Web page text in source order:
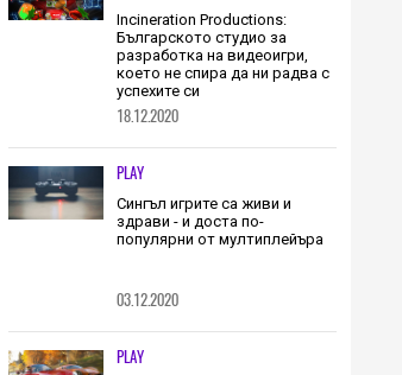
Incineration Productions:
Българското студио за
разработка на видеоигри,
което не спира да ни радва с
успехите си
18.12.2020
PLAY
Сингъл игрите са живи и
здрави - и доста по-
популярни от мултиплейъра
03.12.2020
PLAY